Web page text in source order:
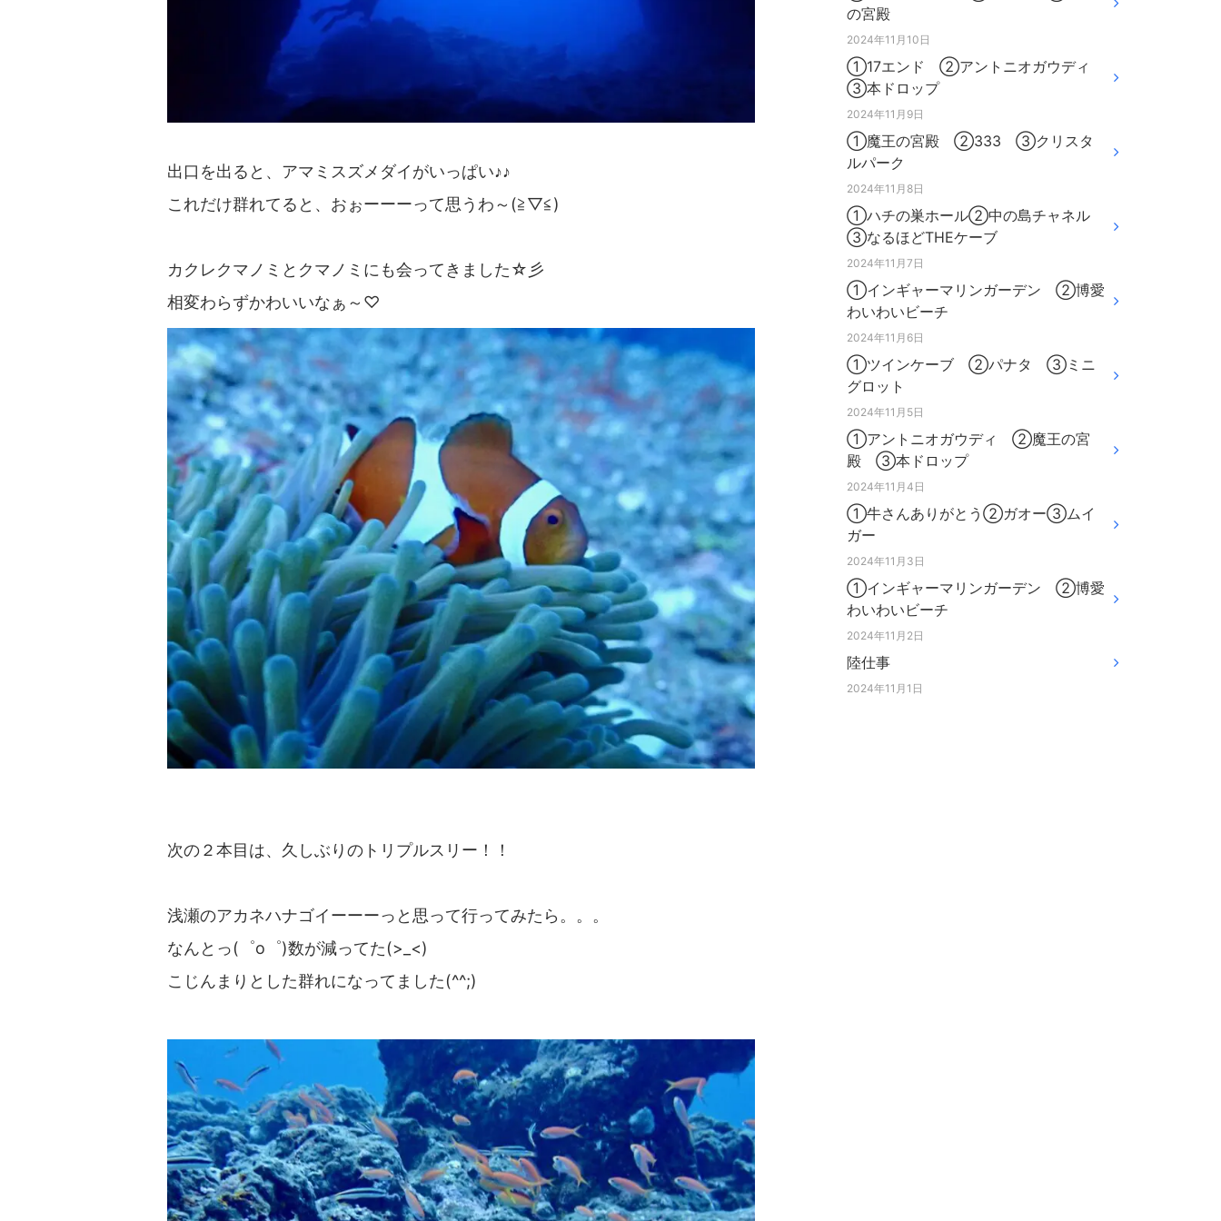
出口を出ると、アマミスズメダイがいっぱい♪♪
これだけ群れてると、おぉーーーって思うわ～(≧▽≦)
カクレクマノミとクマノミにも会ってきました☆彡
相変わらずかわいいなぁ～♡
次の２本目は、久しぶりのトリプルスリー！！
浅瀬のアカネハナゴイーーーっと思って行ってみたら。。。
なんとっ(゜o゜)数が減ってた(>_<)
こじんまりとした群れになってました(^^;)
の宮殿
2024年11月10日
①17エンド ②アントニオガウディ
③本ドロップ
2024年11月9日
①魔王の宮殿 ②333 ③クリスタ
ルパーク
2024年11月8日
①ハチの巣ホール②中の島チャネル
③なるほどTHEケーブ
2024年11月7日
①インギャーマリンガーデン ②博愛
わいわいビーチ
2024年11月6日
①ツインケーブ ②パナタ ③ミニ
グロット
2024年11月5日
①アントニオガウディ ②魔王の宮
殿 ③本ドロップ
2024年11月4日
①牛さんありがとう②ガオー③ムイ
ガー
2024年11月3日
①インギャーマリンガーデン ②博愛
わいわいビーチ
2024年11月2日
陸仕事
2024年11月1日